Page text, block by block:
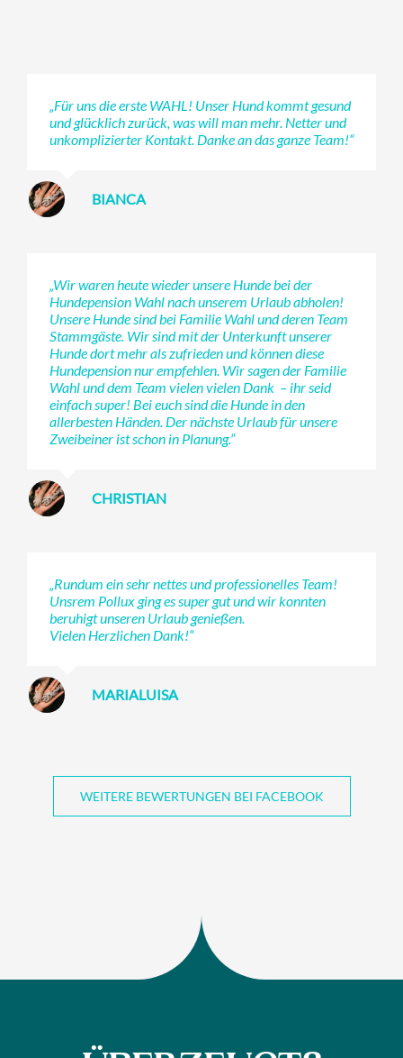
„Für uns die erste WAHL! Unser Hund kommt gesund
und glücklich zurück, was will man mehr. Netter und
unkomplizierter Kontakt. Danke an das ganze Team!“
BIANCA
„Wir waren heute wieder unsere Hunde bei der
Hundepension Wahl nach unserem Urlaub abholen!
Unsere Hunde sind bei Familie Wahl und deren Team
Stammgäste. Wir sind mit der Unterkunft unserer
Hunde dort mehr als zufrieden und können diese
Hundepension nur empfehlen. Wir sagen der Familie
Wahl und dem Team vielen vielen Dank – ihr seid
einfach super! Bei euch sind die Hunde in den
allerbesten Händen. Der nächste Urlaub für unsere
Zweibeiner ist schon in Planung.“
CHRISTIAN
„Rundum ein sehr nettes und professionelles Team!
Unsrem Pollux ging es super gut und wir konnten
beruhigt unseren Urlaub genießen.
Vielen Herzlichen Dank!“
MARIALUISA
WEITERE BEWERTUNGEN BEI FACEBOOK